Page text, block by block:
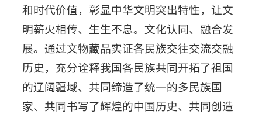
和时代价值，彰显中华文明突出特性，让文
明薪火相传、生生不息。文化认同、融合发
展。通过文物藏品实证各民族交往交流交融
历史，充分诠释我国各民族共同开拓了祖国
的辽阔疆域、共同缔造了统一的多民族国
家、共同书写了辉煌的中国历史、共同创造